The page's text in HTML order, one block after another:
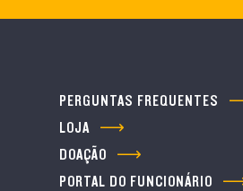
PERGUNTAS FREQUENTES
LOJA
DOAÇÃO
PORTAL DO FUNCIONÁRIO